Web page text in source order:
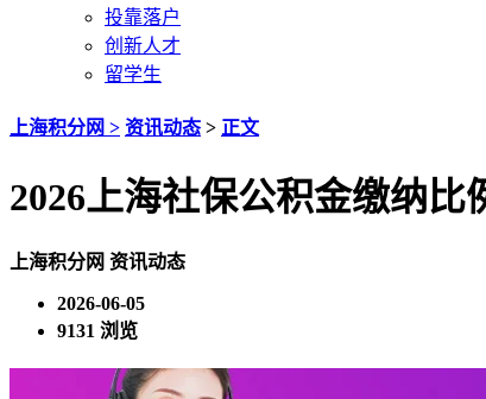
投靠落户
创新人才
留学生
上海积分网 > 资讯动态 > 正文
2026上海社保公积金缴纳比
上海积分网 资讯动态
2026-06-05
9131 浏览